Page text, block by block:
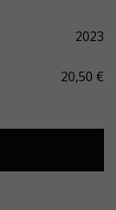
2023
20,50 €